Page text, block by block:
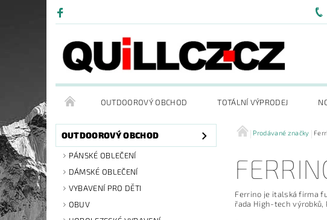
OUTDOOROVÝ OBCHOD TOTÁLNÍ VÝPRODEJ
OUTDOOROVÝ OBCHOD
PÁNSKÉ OBLEČENÍ
DÁMSKÉ OBLEČENÍ
VYBAVENÍ PRO DĚTI
OBUV
Prodávané značky
Ferrino je italská firma
řada High-tech